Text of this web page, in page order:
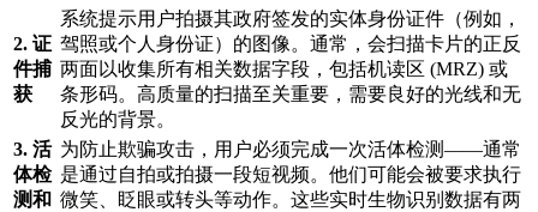
2. 证
件捕
获
系统提示用户拍摄其政府签发的实体身份证件（例如，
驾照或个人身份证）的图像。通常，会扫描卡片的正反
两面以收集所有相关数据字段，包括机读区 (MRZ) 或
条形码。高质量的扫描至关重要，需要良好的光线和无
反光的背景。
3. 活
体检
测和
为防止欺骗攻击，用户必须完成一次活体检测——通常
是通过自拍或拍摄一段短视频。他们可能会被要求执行
微笑、眨眼或转头等动作。这些实时生物识别数据有两